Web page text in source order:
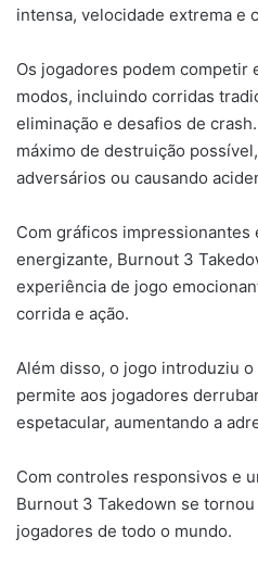
intensa, velocidade extrema e
Os jogadores podem competir
modos, incluindo corridas
eliminação e desafios de
máximo de destruição
adversários ou causando
Com gráficos impressionantes
energizante, Burnout 3
experiência de jogo
corrida e ação.
Além disso, o jogo introduziu o
permite aos jogadores
espetacular, aumentando a
Com controles responsivos e
Burnout 3 Takedown se
jogadores de todo o mundo.